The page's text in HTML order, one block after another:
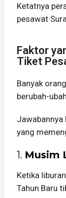
Ketatnya
pesawat
Faktor
Tiket
Banyak
berubah-
Jawabannya
yang
1. Musim
Ketika
Tahun Baru